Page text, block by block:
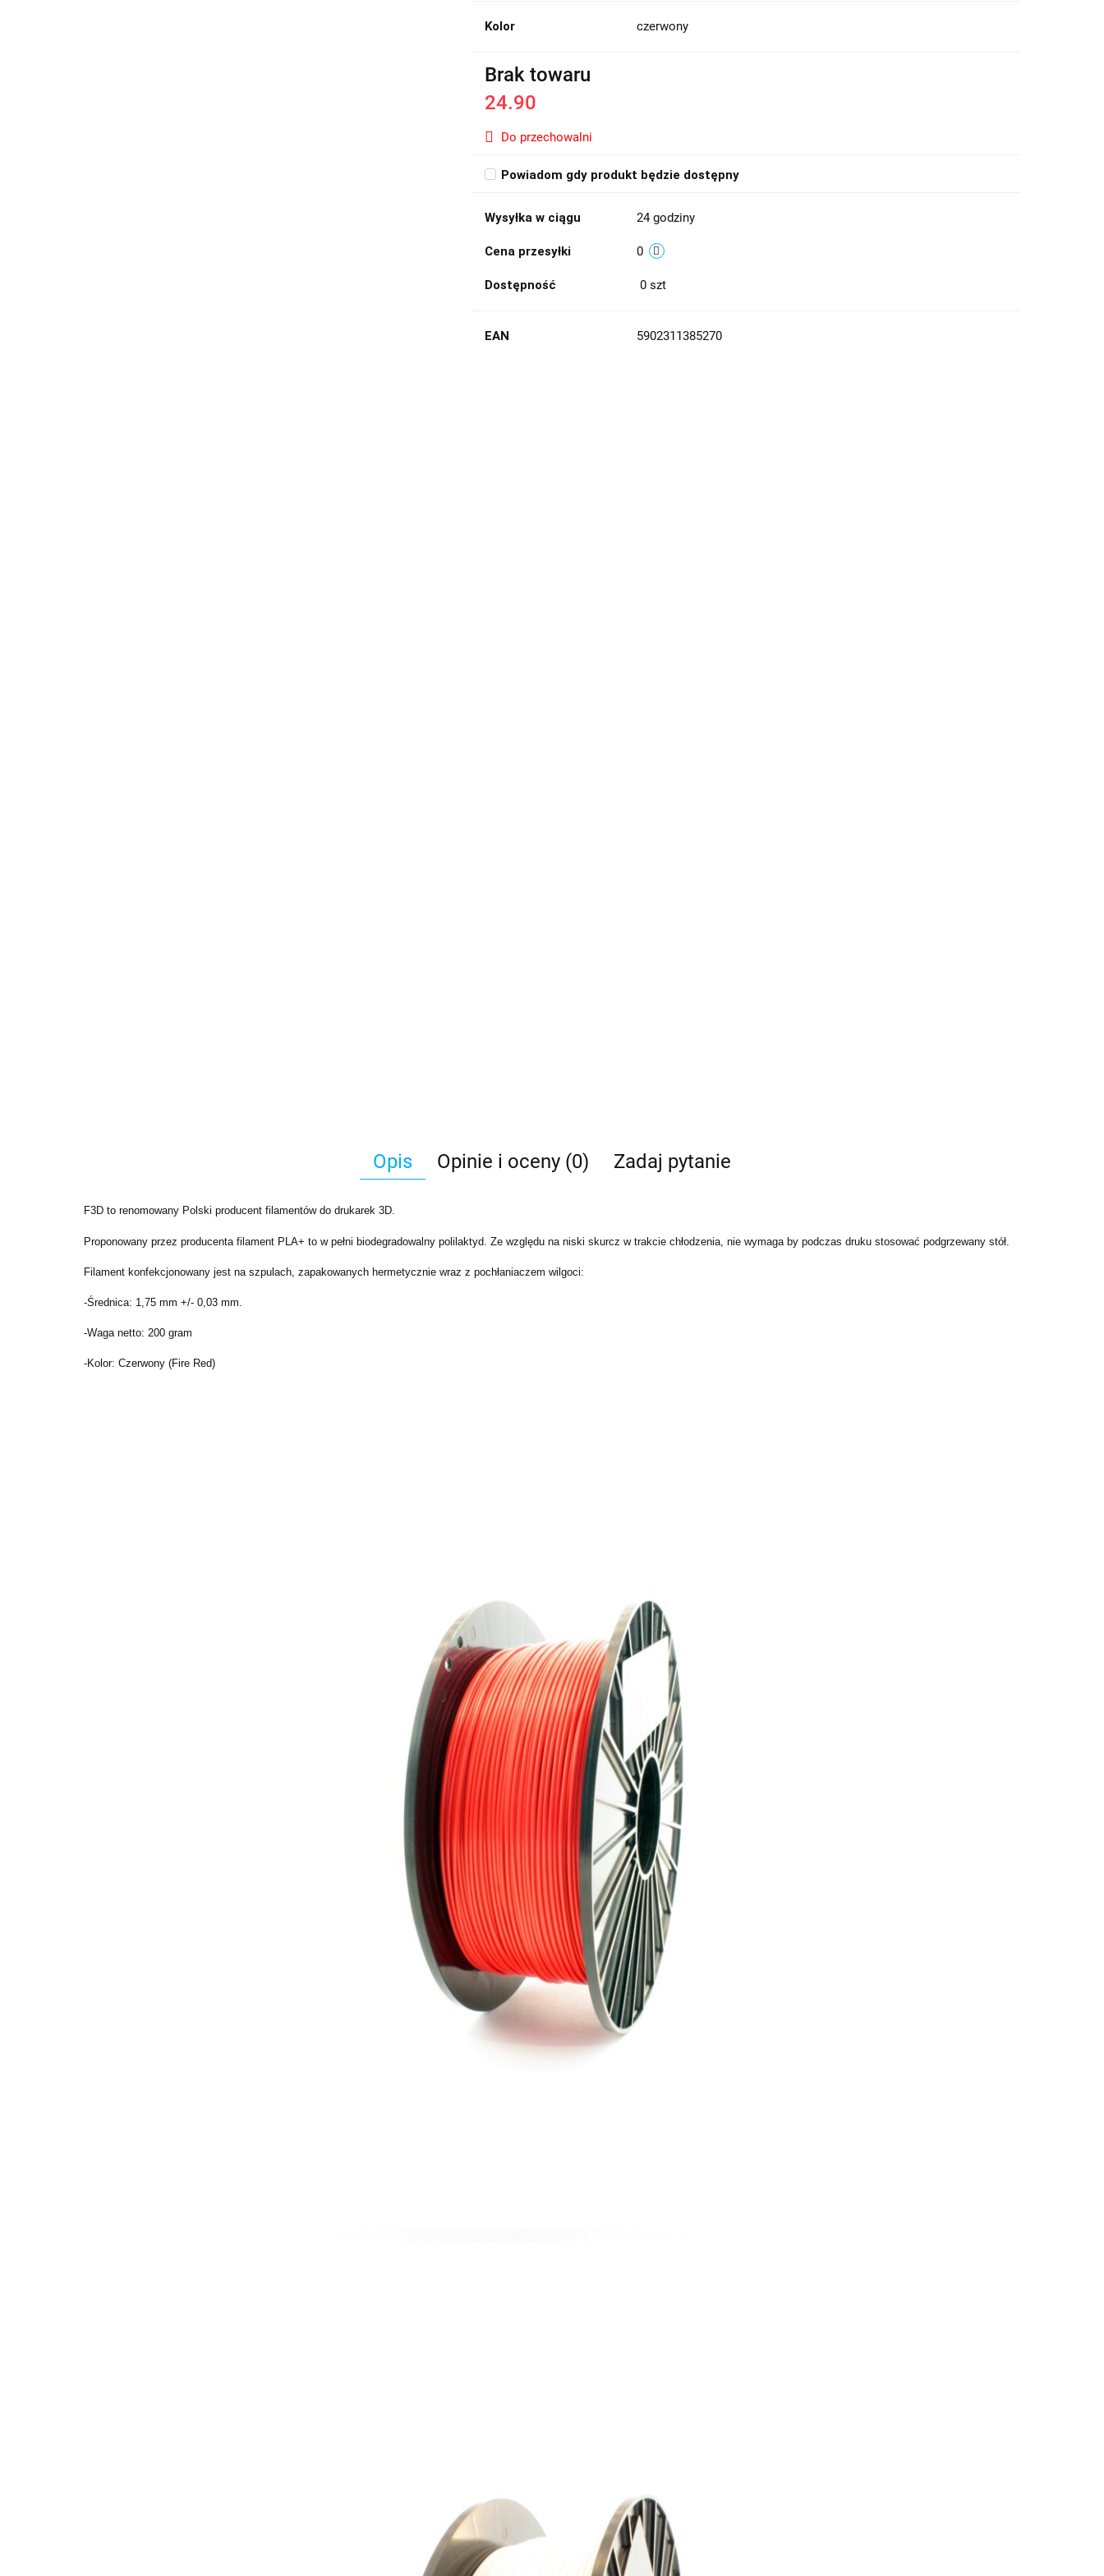
Kolor czerwony
Brak towaru
24.90
Do przechowalni
Powiadom gdy produkt będzie dostępny
Wysyłka w ciągu 24 godziny
Cena przesyłki 0
Dostępność 0 szt
EAN 5902311385270
Opis Opinie i oceny (0) Zadaj pytanie
F3D to renomowany Polski producent filamentów do drukarek 3D.
Proponowany przez producenta filament PLA+ to w pełni biodegradowalny polilaktyd. Ze względu na niski skurcz w trakcie chłodzenia, nie wymaga by podczas druku stosować podgrzewany stół.
Filament konfekcjonowany jest na szpulach, zapakowanych hermetycznie wraz z pochłaniaczem wilgoci:
-Średnica: 1,75 mm +/- 0,03 mm.
-Waga netto: 200 gram
-Kolor: Czerwony (Fire Red)